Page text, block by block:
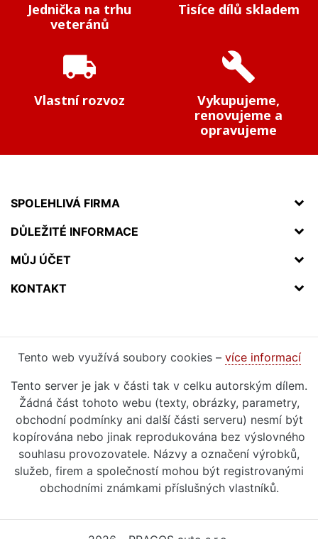
Jednička na trhu
veteránů
Tisíce dílů skladem
local_shipping
Vlastní rozvoz
build
Vykupujeme,
renovujeme a
opravujeme
SPOLEHLIVÁ FIRMA
DŮLEŽITÉ INFORMACE
MŮJ ÚČET
KONTAKT
Tento web využívá soubory cookies – více informací
Tento server je jak v části tak v celku autorským dílem.
Žádná část tohoto webu (texty, obrázky, parametry,
obchodní podmínky ani další části serveru) nesmí být
kopírována nebo jinak reprodukována bez výslovného
souhlasu provozovatele. Názvy a označení výrobků,
služeb, firem a společností mohou být registrovanými
obchodními známkami příslušných vlastníků.